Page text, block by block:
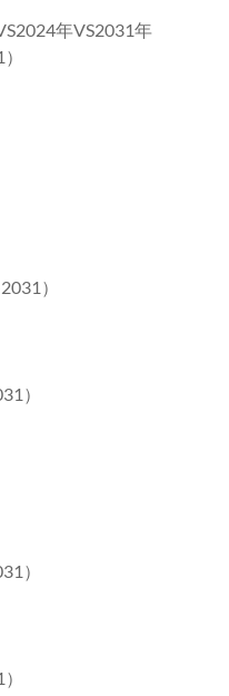
年VS2031年
）
）
）